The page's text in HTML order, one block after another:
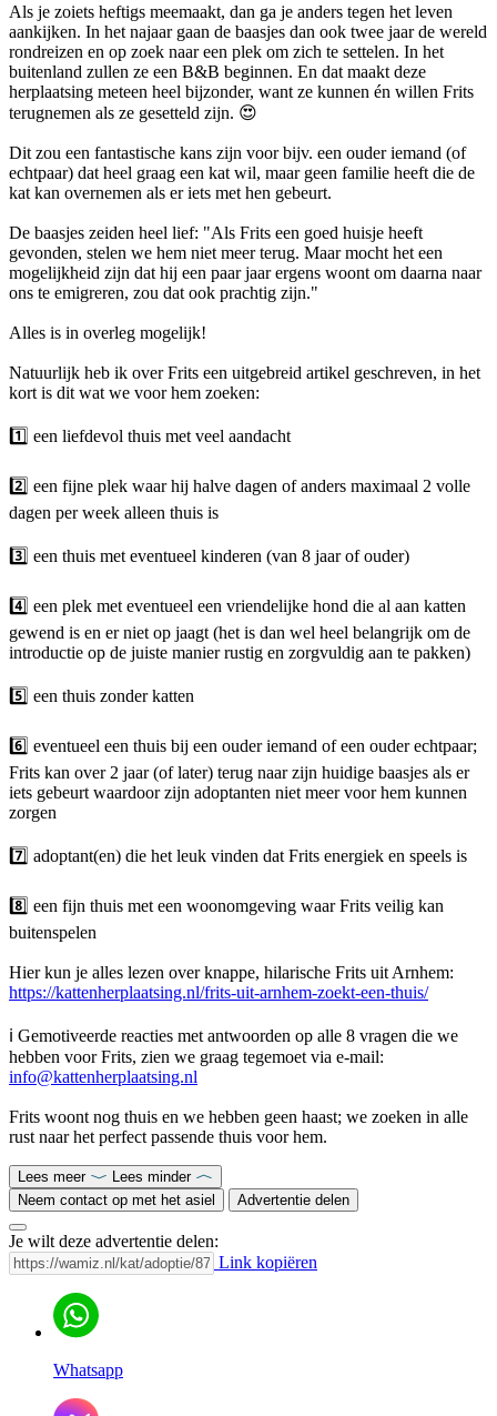
Als je zoiets heftigs meemaakt, dan ga je anders tegen het leven
aankijken. In het najaar gaan de baasjes dan ook twee jaar de wereld
rondreizen en op zoek naar een plek om zich te settelen. In het
buitenland zullen ze een B&B beginnen. En dat maakt deze
herplaatsing meteen heel bijzonder, want ze kunnen én willen Frits
terugnemen als ze gesetteld zijn. 😍
Dit zou een fantastische kans zijn voor bijv. een ouder iemand (of
echtpaar) dat heel graag een kat wil, maar geen familie heeft die de
kat kan overnemen als er iets met hen gebeurt.
De baasjes zeiden heel lief: "Als Frits een goed huisje heeft
gevonden, stelen we hem niet meer terug. Maar mocht het een
mogelijkheid zijn dat hij een paar jaar ergens woont om daarna naar
ons te emigreren, zou dat ook prachtig zijn."
Alles is in overleg mogelijk!
Natuurlijk heb ik over Frits een uitgebreid artikel geschreven, in het
kort is dit wat we voor hem zoeken:
1️⃣ een liefdevol thuis met veel aandacht
2️⃣ een fijne plek waar hij halve dagen of anders maximaal 2 volle
dagen per week alleen thuis is
3️⃣ een thuis met eventueel kinderen (van 8 jaar of ouder)
4️⃣ een plek met eventueel een vriendelijke hond die al aan katten
gewend is en er niet op jaagt (het is dan wel heel belangrijk om de
introductie op de juiste manier rustig en zorgvuldig aan te pakken)
5️⃣ een thuis zonder katten
6️⃣ eventueel een thuis bij een ouder iemand of een ouder echtpaar;
Frits kan over 2 jaar (of later) terug naar zijn huidige baasjes als er
iets gebeurt waardoor zijn adoptanten niet meer voor hem kunnen
zorgen
7️⃣ adoptant(en) die het leuk vinden dat Frits energiek en speels is
8️⃣ een fijn thuis met een woonomgeving waar Frits veilig kan
buitenspelen
Hier kun je alles lezen over knappe, hilarische Frits uit Arnhem:
https://kattenherplaatsing.nl/frits-uit-arnhem-zoekt-een-thuis/
ℹ️ Gemotiveerde reacties met antwoorden op alle 8 vragen die we
hebben voor Frits, zien we graag tegemoet via e-mail:
info@kattenherplaatsing.nl
Frits woont nog thuis en we hebben geen haast; we zoeken in alle
rust naar het perfect passende thuis voor hem.
Lees meer
Lees minder
Neem contact op met het asiel
Advertentie delen
Je wilt deze advertentie delen:
Link kopiëren
Whatsapp